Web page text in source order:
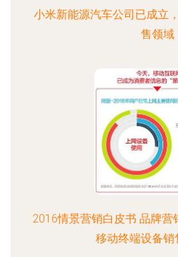
小米新能源汽车公司已成立
售领域
2016情景营销白皮书 品牌
移动终端设备销